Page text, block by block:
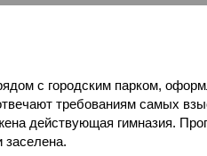
с городским парком,
требованиям самых
действующая гимназия.
заселена.